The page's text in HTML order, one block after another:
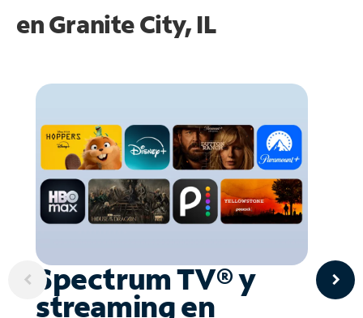
enGranite City, IL
Spectrum TV® y
streaming en